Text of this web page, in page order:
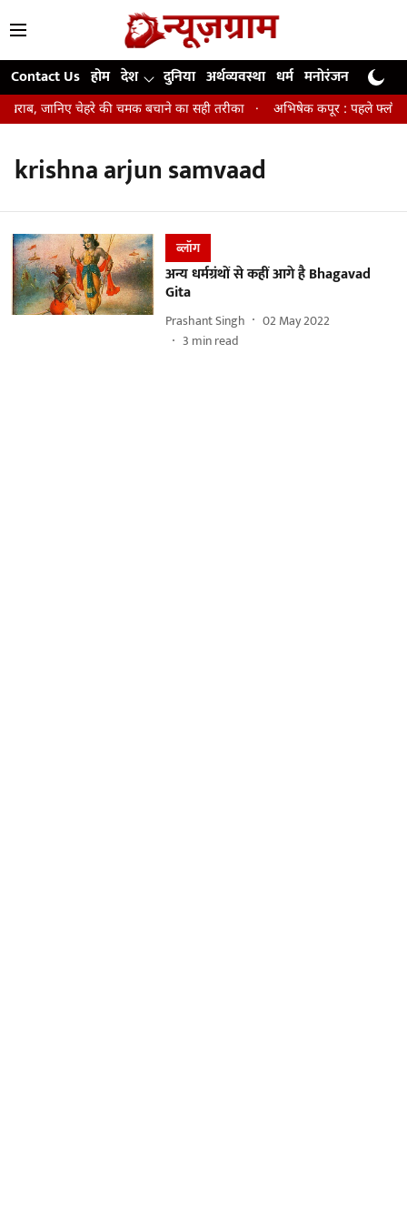
Contact Us होम देश दुनिया अर्थव्यवस्था धर्म मनोरंजन खेल
जानिए चेहरे की चमक बचाने का सही तरीका अभिषेक कपूर : पहले फ्लॉप
krishna arjun samvaad
ब्लॉग
अन्य धर्मग्रंथों से कहीं आगे है Bhagavad
Gita
Prashant Singh
02 May 2022
3 min read